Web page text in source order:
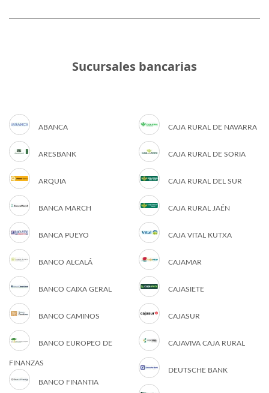
Sucursales bancarias
ABANCA
ARESBANK
ARQUIA
BANCA MARCH
BANCA PUEYO
BANCO ALCALÁ
BANCO CAIXA GERAL
BANCO CAMINOS
BANCO EUROPEO DE
FINANZAS
BANCO FINANTIA
CAJA RURAL DE NAVARRA
CAJA RURAL DE SORIA
CAJA RURAL DEL SUR
CAJA RURAL JAÉN
CAJA VITAL KUTXA
CAJAMAR
CAJASIETE
CAJASUR
CAJAVIVA CAJA RURAL
DEUTSCHE BANK